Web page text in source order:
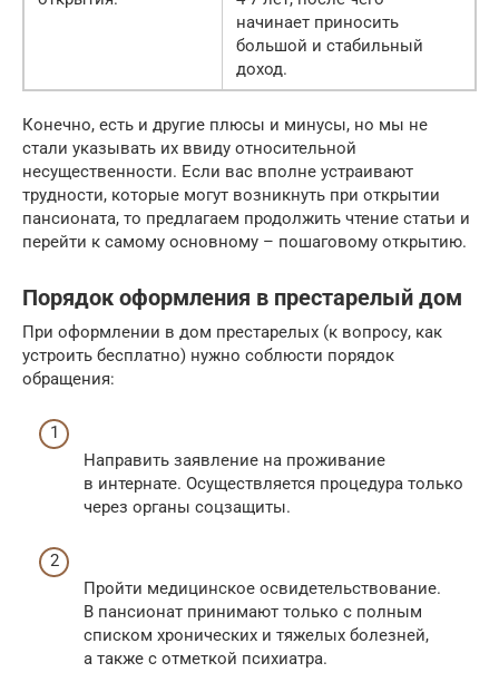
начинает приносить
большой и стабильный
доход.
Конечно, есть и другие плюсы и минусы, но мы не
стали указывать их ввиду относительной
несущественности. Если вас вполне устраивают
трудности, которые могут возникнуть при открытии
пансионата, то предлагаем продолжить чтение статьи и
перейти к самому основному – пошаговому открытию.
Порядок оформления в престарелый дом
При оформлении в дом престарелых (к вопросу, как
устроить бесплатно) нужно соблюсти порядок
обращения:
Направить заявление на проживание
в интернате. Осуществляется процедура только
через органы соцзащиты.
Пройти медицинское освидетельствование.
В пансионат принимают только с полным
списком хронических и тяжелых болезней,
а также с отметкой психиатра.